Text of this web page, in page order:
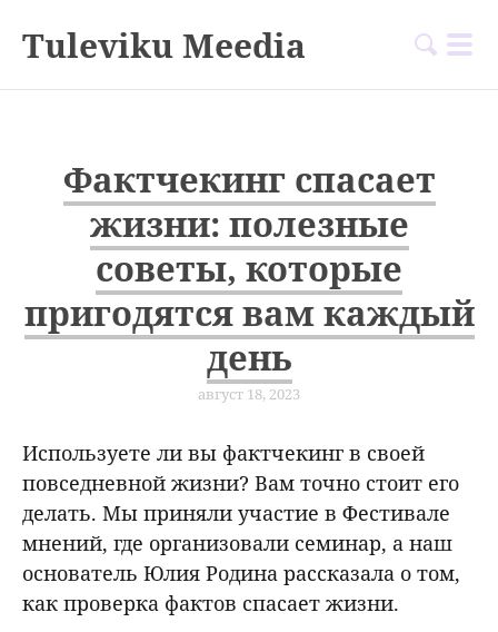
Tuleviku Meedia
Фактчекинг спасает
жизни: полезные
советы, которые
пригодятся вам каждый
день
август 18, 2023
Используете ли вы фактчекинг в своей
повседневной жизни? Вам точно стоит его
делать. Мы приняли участие в Фестивале
мнений, где организовали семинар, а наш
основатель Юлия Родина рассказала о том,
как проверка фактов спасает жизни.